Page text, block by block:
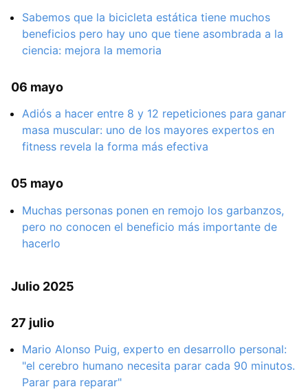
Sabemos que la bicicleta estática tiene muchos
beneficios pero hay uno que tiene asombrada a la
ciencia: mejora la memoria
06 mayo
Adiós a hacer entre 8 y 12 repeticiones para ganar
masa muscular: uno de los mayores expertos en
fitness revela la forma más efectiva
05 mayo
Muchas personas ponen en remojo los garbanzos,
pero no conocen el beneficio más importante de
hacerlo
Julio 2025
27 julio
Mario Alonso Puig, experto en desarrollo personal:
"el cerebro humano necesita parar cada 90 minutos.
Parar para reparar"